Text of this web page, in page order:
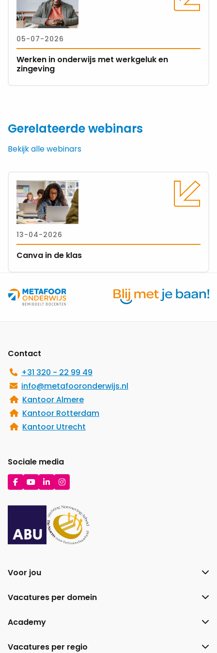
05-07-2026
Werken in onderwijs met werkgeluk en
zingeving
Werken
onderwijs
met
werkgeluk
en
Gerelateerde webinars
Bekijk alle webinars
13-04-2026
Canva in de klas
meer
over
Canva
de
klas
Contact
+31 320 - 22 99 49
info@metafooronderwijs.nl
Kantoor Almere
Kantoor Rotterdam
Kantoor Utrecht
Sociale media
Ga
naar
Ga
naar
Ga
naar
Ga
naar
Voor jou
Vacatures per domein
Academy
Vacatures per regio